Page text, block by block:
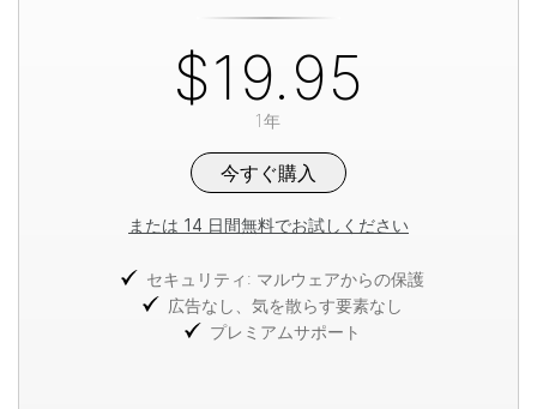
$19.95
1年
今すぐ購入
または 14 日間無料でお試しください
セキュリティ: マルウェアからの保護
広告なし、気を散らす要素なし
プレミアムサポート